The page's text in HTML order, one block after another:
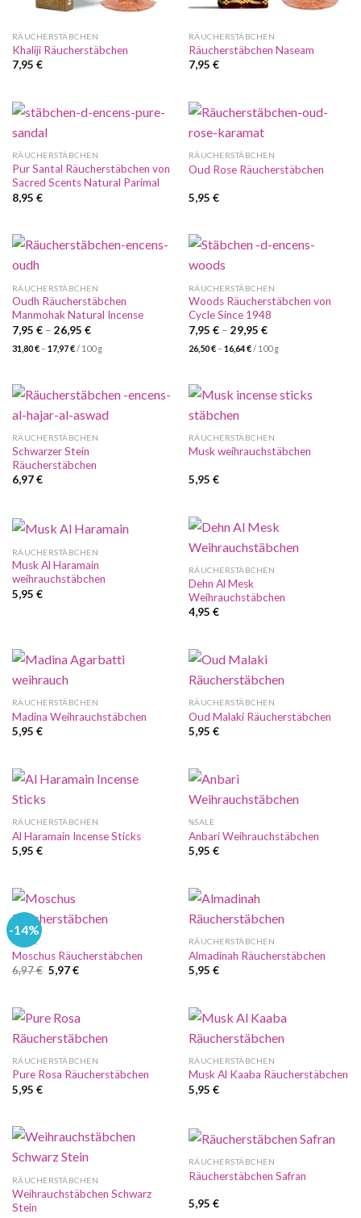
RÄUCHERSTÄBCHEN
Khaliji Räucherstäbchen
7,95 €
RÄUCHERSTÄBCHEN
Räucherstäbchen Naseam
7,95 €
RÄUCHERSTÄBCHEN
Pur Santal Räucherstäbchen von
Sacred Scents Natural Parimal
8,95 €
RÄUCHERSTÄBCHEN
Oud Rose Räucherstäbchen
5,95 €
RÄUCHERSTÄBCHEN
Oudh Räucherstäbchen
Manmohak Natural Incense
7,95 €– 26,95 €
31,80€– 17,97€/ 100 g
RÄUCHERSTÄBCHEN
Woods Räucherstäbchen von
Cycle Since 1948
7,95 €– 29,95 €
26,50€– 16,64€/ 100 g
RÄUCHERSTÄBCHEN
Schwarzer Stein
Räucherstäbchen
6,97€
RÄUCHERSTÄBCHEN
Musk weihrauchstäbchen
5,95 €
RÄUCHERSTÄBCHEN
Musk Al Haramain
weihrauchstäbchen
5,95 €
RÄUCHERSTÄBCHEN
Dehn Al Mesk
Weihrauchstäbchen
4,95 €
RÄUCHERSTÄBCHEN
Madina Weihrauchstäbchen
5,95 €
RÄUCHERSTÄBCHEN
Oud Malaki Räucherstäbchen
5,95 €
RÄUCHERSTÄBCHEN
Al Haramain Incense Sticks
5,95 €
%SALE
Anbari Weihrauchstäbchen
5,95 €
-14%
%SALE
Moschus Räucherstäbchen
6,97€ Ursprünglicher
Preis
5,97€Aktueller
RÄUCHERSTÄBCHEN
Almadinah Räucherstäbchen
5,95 €
RÄUCHERSTÄBCHEN
Pure Rosa Räucherstäbchen
5,95 €
RÄUCHERSTÄBCHEN
Musk Al Kaaba Räucherstäbchen
5,95 €
RÄUCHERSTÄBCHEN
Weihrauchstäbchen Schwarz
Stein
RÄUCHERSTÄBCHEN
Räucherstäbchen Safran
5,95 €